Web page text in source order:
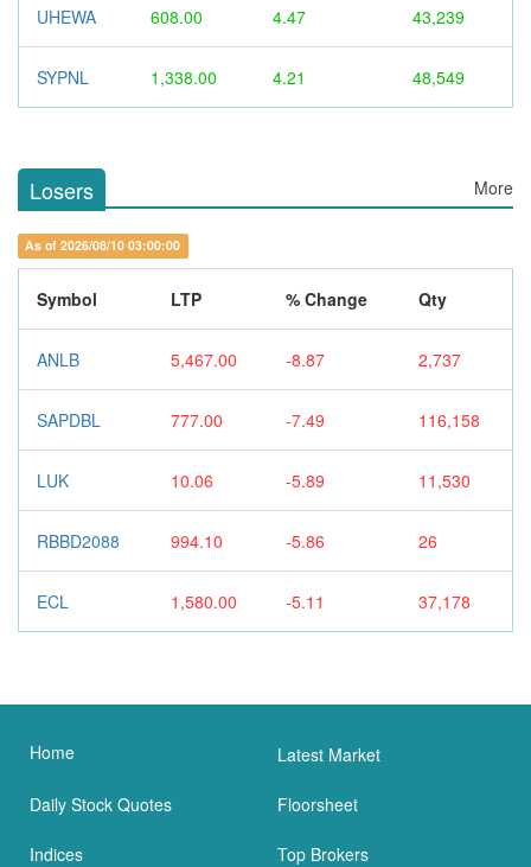
UHEWA 608.00 4.47 43,239
SYPNL 1,338.00 4.21 48,549
Losers More
As of 2026/08/10 03:00:00
Symbol LTP % Change Qty
ANLB 5,467.00 -8.87 2,737
SAPDBL 777.00 -7.49 116,158
LUK 10.06 -5.89 11,530
RBBD2088 994.10 -5.86 26
ECL 1,580.00 -5.11 37,178
Home Latest Market
Daily Stock Quotes Floorsheet
Indices Top Brokers